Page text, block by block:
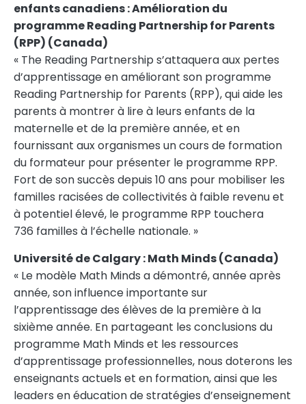
enfants canadiens : Amélioration du
programme Reading Partnership for Parents
(RPP) (Canada)
« The Reading Partnership s’attaquera aux pertes
d’apprentissage en améliorant son programme
Reading Partnership for Parents (RPP), qui aide les
parents à montrer à lire à leurs enfants de la
maternelle et de la première année, et en
fournissant aux organismes un cours de formation
du formateur pour présenter le programme RPP.
Fort de son succès depuis 10 ans pour mobiliser les
familles racisées de collectivités à faible revenu et
à potentiel élevé, le programme RPP touchera
736 familles à l’échelle nationale. »
Université de Calgary : Math Minds (Canada)
« Le modèle Math Minds a démontré, année après
année, son influence importante sur
l’apprentissage des élèves de la première à la
sixième année. En partageant les conclusions du
programme Math Minds et les ressources
d’apprentissage professionnelles, nous doterons les
enseignants actuels et en formation, ainsi que les
leaders en éducation de stratégies d’enseignement